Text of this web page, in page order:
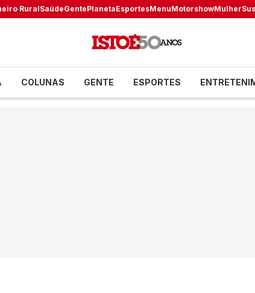
RuralSaúdeGentePlanetaEsportesMenuMotorshowMulher
COLUNAS GENTE ESPORTES